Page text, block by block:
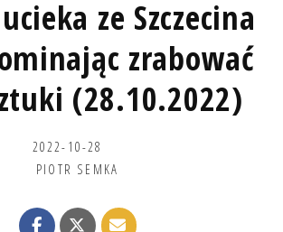
ze Szczecina
zrabować
(28.10.2022)
2022-10-28
PIOTR SEMKA